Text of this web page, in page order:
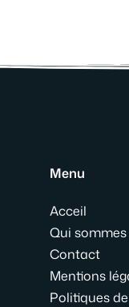
Menu
Acceil
Qui
Contact
Mentions
Politiques de